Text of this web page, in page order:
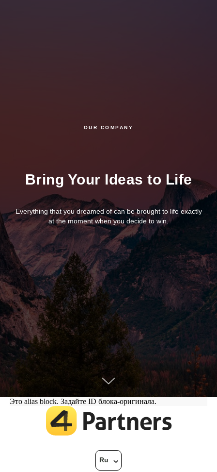
OUR COMPANY
Bring Your Ideas to Life
Everything that you dreamed of can be brought to life exactly
at the moment when you decide to win.
Это alias block. Задайте ID блока-оригинала.
Ru